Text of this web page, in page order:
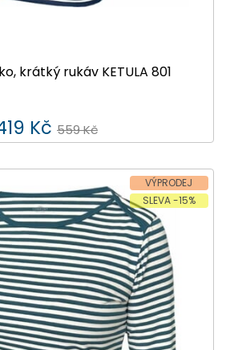
krátký rukáv KETULA 801
Kč 559 Kč
VÝPRODEJ
SLEVA -15%